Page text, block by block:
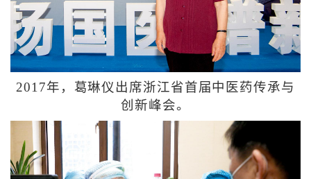
2017年，葛琳仪出席浙江省首届中医药传承与
创新峰会。